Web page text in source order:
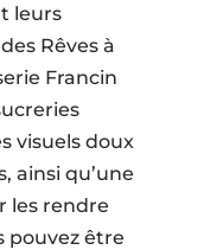
leurs
Rêves à
Francin
visuels doux
ainsi qu’une
les rendre
pouvez être